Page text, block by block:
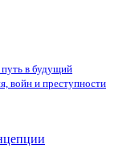
путь в будущий
войн и преступности